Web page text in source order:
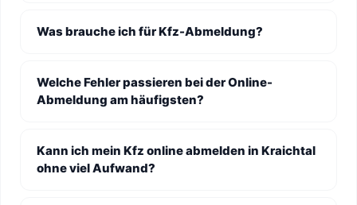
Was brauche ich für Kfz-Abmeldung?
Welche Fehler passieren bei der Online-
Abmeldung am häufigsten?
Kann ich mein Kfz online abmelden in Kraichtal
ohne viel Aufwand?